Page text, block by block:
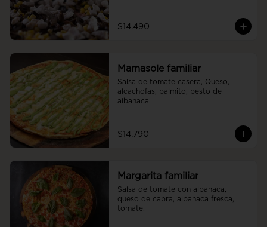
$14.490
Mamasole familiar
Salsa de tomate casera, Queso,
alcachofas, palmito, pesto de
albahaca.
$14.790
Margarita familiar
Salsa de tomate con albahaca,
queso de cabra, albahaca fresca,
tomate.